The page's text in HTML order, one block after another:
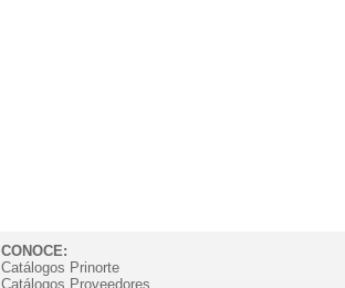
CONOCE:
Catálogos Prinorte
Catálogos Proveedores